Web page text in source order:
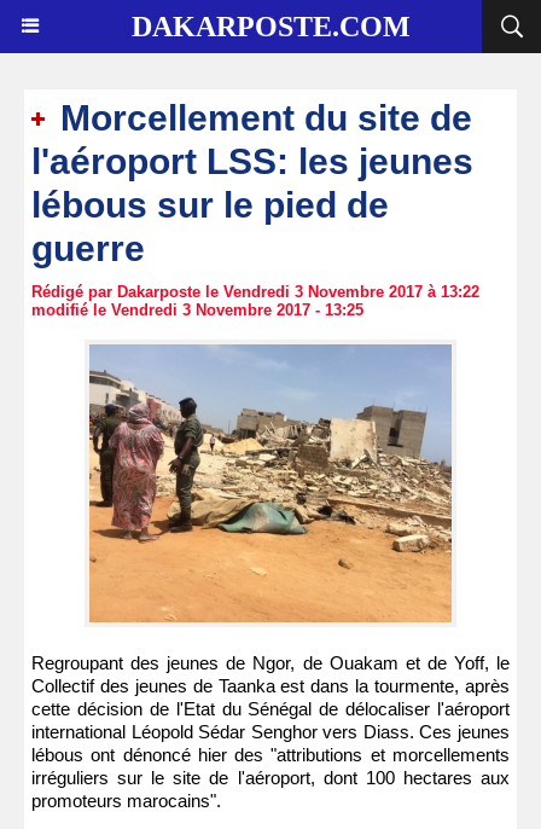
DAKARPOSTE.COM
Morcellement du site de
l'aéroport LSS: les jeunes
lébous sur le pied de
guerre
Rédigé par Dakarposte le Vendredi 3 Novembre 2017 à 13:22
modifié le Vendredi 3 Novembre 2017 - 13:25
Regroupant des jeunes de Ngor, de Ouakam et de Yoff, le
Collectif des jeunes de Taanka est dans la tourmente, après
cette décision de l'Etat du Sénégal de délocaliser l'aéroport
international Léopold Sédar Senghor vers Diass. Ces jeunes
lébous ont dénoncé hier des "attributions et morcellements
irréguliers sur le site de l'aéroport, dont 100 hectares aux
promoteurs marocains".